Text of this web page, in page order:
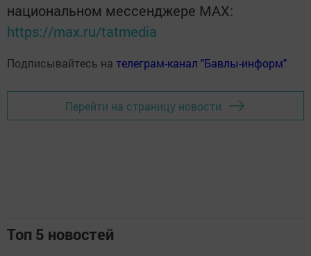
национальном мессенджере MАХ:
https://max.ru/tatmedia
Подписывайтесь на телеграм-канал "Бавлы-информ"
Перейти на страницу новости
Топ 5 новостей